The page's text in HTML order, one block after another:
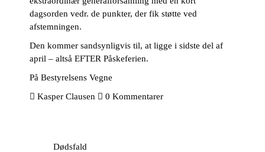
dagsorden vedr. de punkter, der fik støtte ved
afstemningen.
Den kommer sandsynligvis til, at ligge i sidste del af
april – altså EFTER Påskeferien.
På Bestyrelsens Vegne
Kasper Clausen
0 Kommentarer
Dødsfald